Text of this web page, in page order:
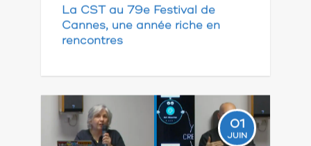
La CST au 79e Festival de
Cannes, une année riche en
rencontres
01
JUIN